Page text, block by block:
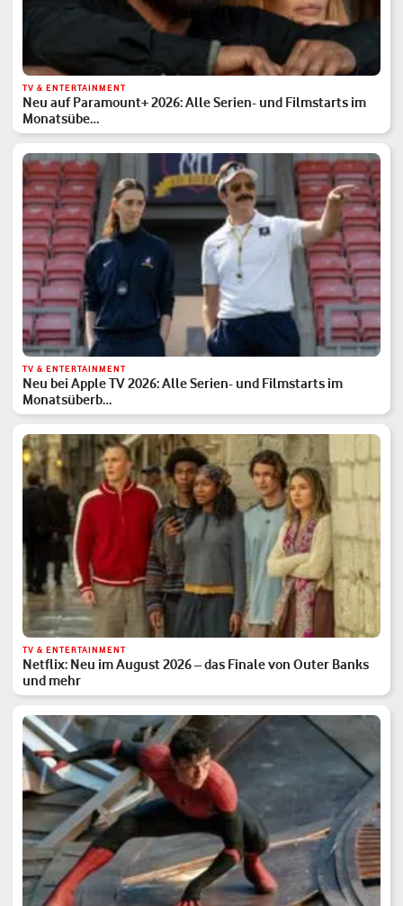
TV & ENTERTAINMENT
Neu auf Paramount+ 2026: Alle Serien- und Filmstarts im
Monatsübe…
TV & ENTERTAINMENT
Neu bei Apple TV 2026: Alle Serien- und Filmstarts im
Monatsüberb…
TV & ENTERTAINMENT
Netflix: Neu im August 2026 – das Finale von Outer Banks
und mehr